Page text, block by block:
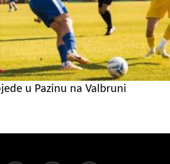
u Pazinu na Valbruni